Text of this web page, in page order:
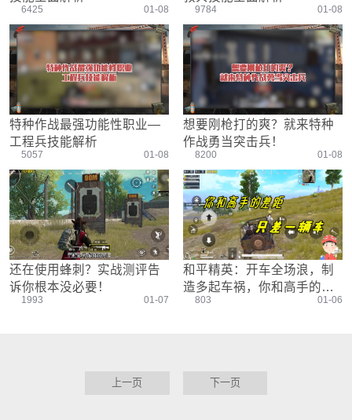
6425 01-08 9784 01-08
特种作战最强功能性职业—
工程兵技能解析
5057 01-08
想要刚枪打的爽？就来特种
作战勇当突击兵！
8200 01-08
还在使用蜂刺？实战测评告
诉你根本没必要！
1993 01-07
和平精英：开车全场浪，制
造多起车祸，你和高手的差
距只差一辆车
803 01-06
上一页 下一页